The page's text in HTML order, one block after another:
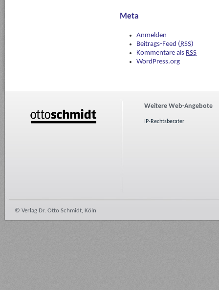
Meta
Anmelden
Beitrags-Feed (RSS)
Kommentare als RSS
WordPress.org
Weitere Web-Angebote
IP-Rechtsberater
© Verlag Dr. Otto Schmidt, Köln